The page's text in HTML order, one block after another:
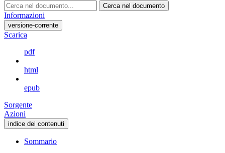
Cerca nel documento
Informazioni
versione-corrente
Scarica
pdf
html
epub
Sorgente
Azioni
indice dei contenuti
Sommario